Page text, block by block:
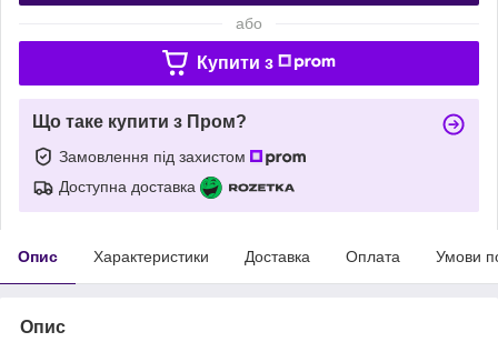
або
Купити з
Що таке купити з Пром?
Замовлення під захистом
Доступна доставка
Опис Характеристики Доставка Оплата Умови
Опис